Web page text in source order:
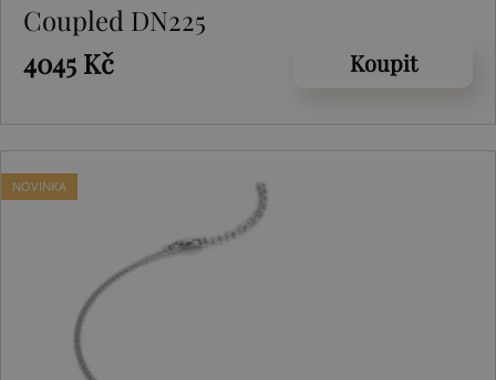
Coupled DN225
4045 Kč
Koupit
NOVINKA